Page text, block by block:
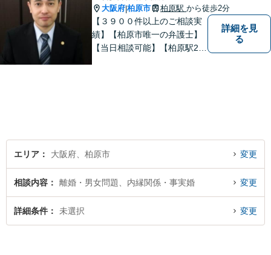
大阪府|柏原市 柏原駅 から徒歩2分
【３９００件以上のご相談実
績】【柏原市唯一の弁護士】
【当日相談可能】【柏原駅2
詳細を見
る
エリア 大阪府、柏原市 変更
相談内容 離婚・男女問題、内縁関係・事実婚 変更
詳細条件 未選択 変更